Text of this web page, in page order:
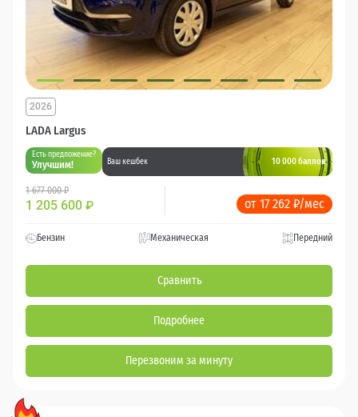
LADA Largus
2026
Есть предложение?
Улучшим! Ваш кешбек 10 000 баллов
1 677 000 ₽
1 205 600 ₽ от 17 262 ₽/мес
Бензин Механическая Передний
Сравнить
Подробнее
Перезвоним за минуту